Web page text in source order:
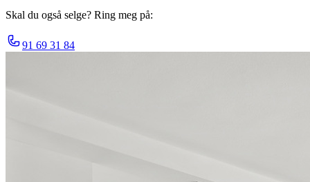
Skal du også selge? Ring meg på:
91 69 31 84